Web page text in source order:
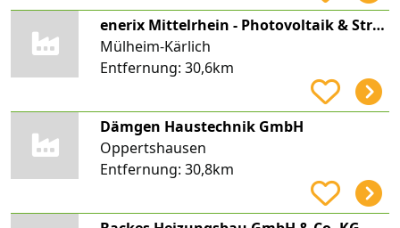
enerix Mittelrhein - Photovoltaik & Stromspeicher
Mülheim-Kärlich
Entfernung: 30,6km
Dämgen Haustechnik GmbH
Oppertshausen
Entfernung: 30,8km